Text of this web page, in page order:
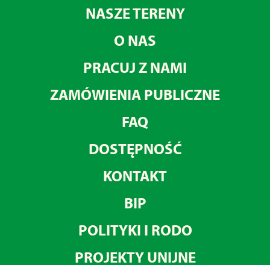
NASZE TERENY
O NAS
PRACUJ Z NAMI
ZAMÓWIENIA PUBLICZNE
FAQ
DOSTĘPNOŚĆ
KONTAKT
BIP
POLITYKI I RODO
PROJEKTY UNIJNE